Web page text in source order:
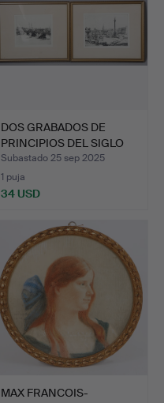
DOS GRABADOS DE
PRINCIPIOS DEL SIGLO
XX DE…
Subastado 25 sep 2025
1 puja
34 USD
MAX FRANCOIS-